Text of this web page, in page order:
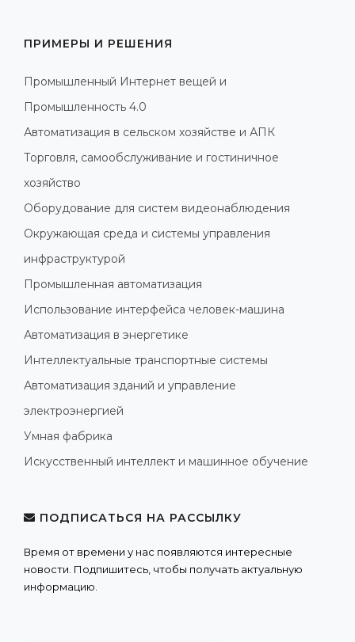
ПРИМЕРЫ И РЕШЕНИЯ
Промышленный Интернет вещей и
Промышленность 4.0
Автоматизация в сельском хозяйстве и АПК
Торговля, самообслуживание и гостиничное
хозяйство
Оборудование для систем видеонаблюдения
Окружающая среда и системы управления
инфраструктурой
Промышленная автоматизация
Использование интерфейса человек-машина
Автоматизация в энергетике
Интеллектуальные транспортные системы
Автоматизация зданий и управление
электроэнергией
Умная фабрика
Искусственный интеллект и машинное обучение
ПОДПИСАТЬСЯ НА РАССЫЛКУ
Время от времени у нас появляются интересные
новости. Подпишитесь, чтобы получать актуальную
информацию.